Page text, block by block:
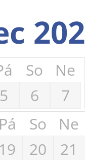
So
Ne
5 6
7
Pá So
Ne
19 20
21